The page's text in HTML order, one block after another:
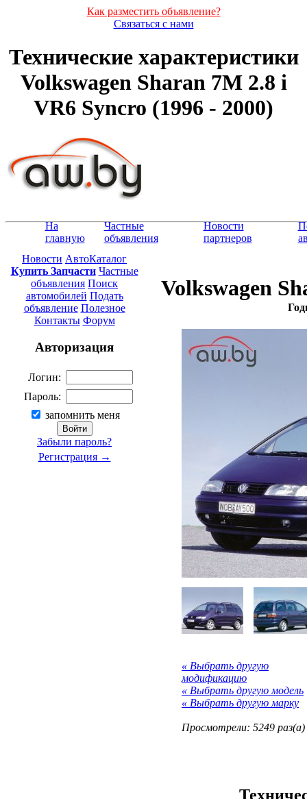
Как разместить объявление?
Связаться с нами
Технические характеристики
Volkswagen Sharan 7M 2.8 i
VR6 Syncro (1996 - 2000)
На
главную
Частные
объявления
Новости
партнеров
Новости АвтоКаталог
Купить Запчасти Частные
объявления Поиск
автомобилей Подать
объявление Полезное
Контакты Форум
Авторизация
Логин:
Пароль:
запомнить меня
Забыли пароль?
Регистрация →
Volkswagen
« Выбрать другую
модификацию
« Выбрать другую модель
« Выбрать другую марку
Просмотрели: 5249 раз(а)